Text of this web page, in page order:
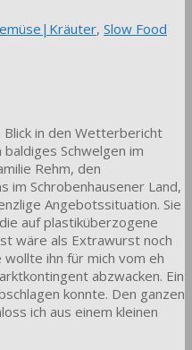
, Slow Food
in den Wetterbericht
Schwelgen im
Rehm, den
im Schrobenhausener Land,
Angebotssituation. Sie
auf plastiküberzogene
wäre als Extrawurst noch
wollte ihn für mich vom eh
abzwacken. Ein
konnte. Den ganzen
ich aus einem kleinen